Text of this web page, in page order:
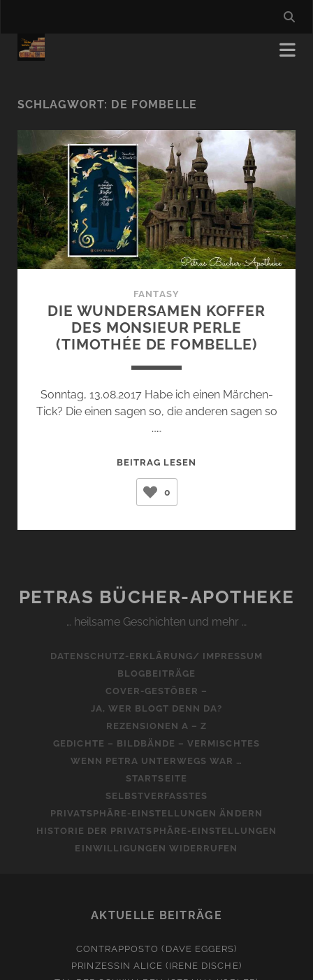
SCHLAGWORT: DE FOMBELLE
FANTASY
DIE WUNDERSAMEN KOFFER
DES MONSIEUR PERLE
(TIMOTHÉE DE FOMBELLE)
Sonntag, 13.08.2017 Habe ich einen Märchen-
Tick? Die einen sagen so, die anderen sagen so
……
BEITRAG LESEN
MONSIEUR
FOMBELLE)
0
PETRAS BÜCHER-APOTHEKE
… heilsame Geschichten und mehr …
DATENSCHUTZ-ERKLÄRUNG/ IMPRESSUM
BLOGBEITRÄGE
COVER-GESTÖBER –
JA, WER BLOGT DENN DA?
REZENSIONEN A – Z
GEDICHTE – BILDBÄNDE – VERMISCHTES
WENN PETRA UNTERWEGS WAR …
STARTSEITE
SELBSTVERFASSTES
PRIVATSPHÄRE-EINSTELLUNGEN ÄNDERN
HISTORIE DER PRIVATSPHÄRE-EINSTELLUNGEN
EINWILLIGUNGEN WIDERRUFEN
AKTUELLE BEITRÄGE
CONTRAPPOSTO (DAVE EGGERS)
PRINZESSIN ALICE (IRENE DISCHE)